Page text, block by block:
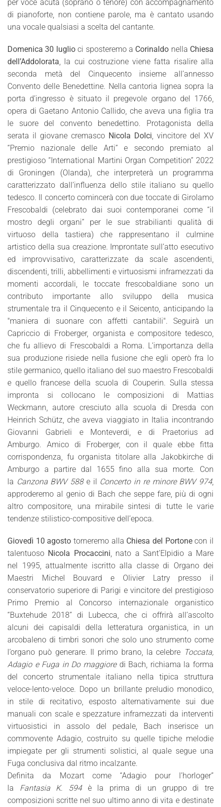
per voce acuta (soprano o tenore) con accompagnamento
di pianoforte, non contiene parole, ma è cantato usando
una vocale qualsiasi a scelta del cantante.
Domenica 30 luglioci sposteremo a Corinaldo nella Chiesa
dell’Addolorata , la cui costruzione viene fatta risalire alla
seconda metà del Cinquecento insieme all’annesso
Convento delle Benedettine. Nella cantoria lignea sopra la
porta d’ingresso è situato il pregevole organo del 1766,
opera di Gaetano Antonio Callido, che aveva una figlia tra
le suore del convento benedettino. Protagonista della
serata il giovane cremasco Nicola Dolci , vincitore del XV
“Premio nazionale delle Arti” e secondo premiato al
prestigioso “International Martini Organ Competition” 2022
di Groningen (Olanda), che interpreterà un programma
caratterizzato dall’influenza dello stile italiano su quello
tedesco. Il concerto comincerà con due toccate di Girolamo
Frescobaldi (celebrato dai suoi contemporanei come “il
mostro degli organi” per le sue strabilianti qualità di
virtuoso della tastiera) che rappresentano il culmine
artistico della sua creazione. Improntate sull’atto esecutivo
ed improvvisativo, caratterizzate da scale ascendenti,
discendenti, trilli, abbellimenti e virtuosismi inframezzati da
momenti accordali, le toccate frescobaldiane sono un
contributo importante allo sviluppo della musica
strumentale tra il Cinquecento e il Seicento, anticipando la
"maniera di suonare con affetti cantabili". Seguirà un
Capriccio di Froberger, organista e compositore tedesco,
che fu allievo di Frescobaldi a Roma. L’importanza della
sua produzione risiede nella fusione che egli operò fra lo
stile germanico, quello italiano del suo maestro Frescobaldi
e quello francese della scuola di Couperin. Sulla stessa
impronta si collocano le composizioni di Mattias
Weckmann, autore cresciuto alla scuola di Dresda con
Heinrich Schütz, che aveva viaggiato in Italia incontrando
Giovanni Gabrieli e Monteverdi, e di Praetorius ad
Amburgo. Amico di Froberger, con il quale ebbe fitta
corrispondenza, fu organista titolare alla Jakobkirche di
Amburgo a partire dal 1655 fino alla sua morte. Con
la Canzona BWV 588e il Concerto in re minore BWV 974,
approderemo al genio di Bach che seppe fare, più di ogni
altro compositore, una mirabile sintesi di tutte le varie
tendenze stilistico-compositive dell’epoca.
Giovedì 10 agosto torneremo alla Chiesa del Portonecon il
talentuoso Nicola Procaccini , nato a Sant’Elpidio a Mare
nel 1995, attualmente iscritto alla classe di Organo dei
Maestri Michel Bouvard e Olivier Latry presso il
conservatorio superiore di Parigi e vincitore del prestigioso
Primo Premio al Concorso internazionale organistico
“Buxtehude 2018” di Lubecca, che ci offrirà all’ascolto
alcuni dei capisaldi della letteratura organistica, in un
arcobaleno di timbri sonori che solo uno strumento come
l’organo può generare. Il primo brano, la celebre Toccata,
Adagio e Fuga in Do maggioredi Bach, richiama la forma
del concerto strumentale italiano nella tipica struttura
veloce-lento-veloce. Dopo un brillante preludio monodico,
in stile di recitativo, esposto alternativamente sui due
manuali con scale e spezzature inframezzati da interventi
virtuosistici in assolo del pedale, Bach inserisce un
commovente Adagio, costruito su quelle tipiche melodie
impiegate per gli strumenti solistici, al quale segue una
Fuga conclusiva dal ritmo incalzante.
Definita da Mozart come “Adagio pour l’horloger”
la Fantasia K. 594è la prima di un gruppo di tre
composizioni scritte nel suo ultimo anno di vita e destinate